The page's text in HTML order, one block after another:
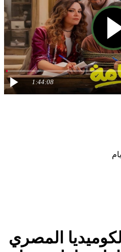
1:44:08
المصري